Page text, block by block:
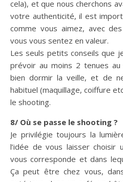
cela), et que nous cherchons
votre authenticité, il est
comme vous aimez, avec
vous vous sentez en valeur.
Les seuls petits conseils que
prévoir au moins 2 tenues
bien dormir la veille, et de
habituel (maquillage, coiffure
le shooting.
8/ Où se passe le shooting ?
Je privilégie toujours la
l’idée de vous laisser choisir
vous corresponde et dans
Ça peut être chez vous,